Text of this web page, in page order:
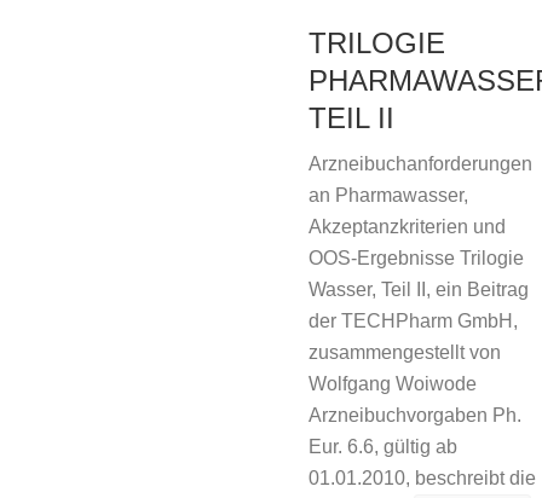
TRILOGIE
TEIL II
Arzneibuchanforderungen
an Pharmawasser,
Akzeptanzkriterien und
OOS-Ergebnisse Trilogie
Wasser, Teil II, ein Beitrag
der TECHPharm GmbH,
zusammengestellt von
Wolfgang Woiwode
Arzneibuchvorgaben Ph.
Eur. 6.6, gültig ab
01.01.2010, beschreibt die